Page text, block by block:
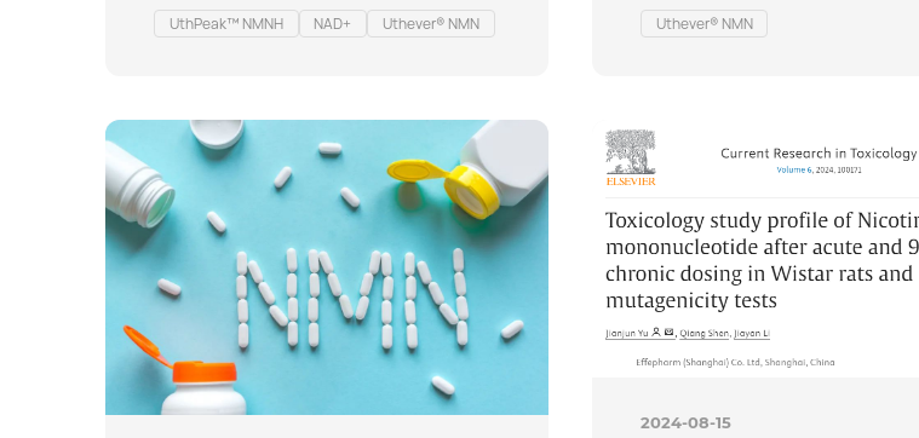
UthPeak™ NMNH NAD+ Uthever® NMN
若最终获批，U…
Uthever® NMN
2024-08-15